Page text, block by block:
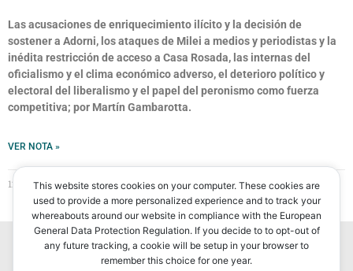
Las acusaciones de enriquecimiento ilícito y la decisión de
sostener a Adorni, los ataques de Milei a medios y periodistas y la
inédita restricción de acceso a Casa Rosada, las internas del
oficialismo y el clima económico adverso, el deterioro político y
electoral del liberalismo y el papel del peronismo como fuerza
competitiva; por Martín Gambarotta.
VER NOTA »
12 de abril de 2026
This website stores cookies on your computer. These cookies are
used to provide a more personalized experience and to track your
whereabouts around our website in compliance with the European
General Data Protection Regulation. If you decide to to opt-out of
any future tracking, a cookie will be setup in your browser to
remember this choice for one year.